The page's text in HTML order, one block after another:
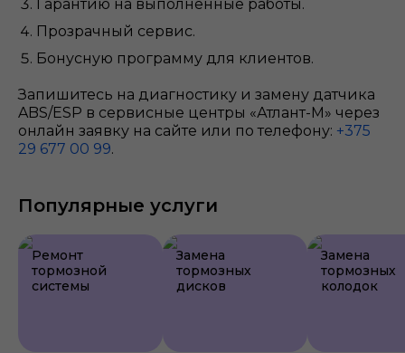
Гарантию на выполненные работы.
Прозрачный сервис.
Бонусную программу для клиентов.
Запишитесь на диагностику и замену датчика
ABS/ESP в сервисные центры «Атлант-М» через
онлайн заявку на сайте или по телефону: +375
29 677 00 99.
Популярные услуги
Ремонт
тормозной
системы
Замена
тормозных
дисков
Замена
тормозных
колодок